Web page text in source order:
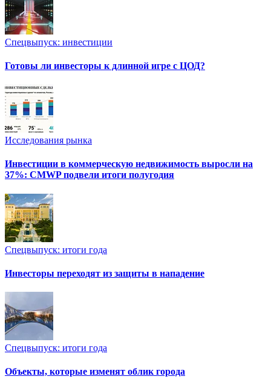
Спецвыпуск: инвестиции
Готовы ли инвесторы к длинной игре с ЦОД?
Исследования рынка
Инвестиции в коммерческую недвижимость выросли на
37%: CMWP подвели итоги полугодия
Спецвыпуск: итоги года
Инвесторы переходят из защиты в нападение
Спецвыпуск: итоги года
Объекты, которые изменят облик города